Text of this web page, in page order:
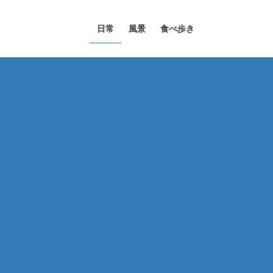
日常 風景 食べ歩き